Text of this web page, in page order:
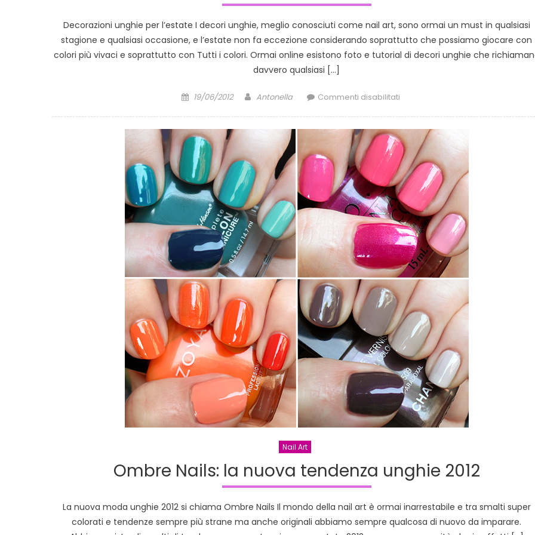
Decorazioni unghie per l’estate I decori unghie, meglio conosciuti come nail art, sono ormai un must in qualsiasi
stagione e qualsiasi occasione, e l’estate non fa eccezione considerando soprattutto che possiamo giocare con
colori più vivaci e soprattutto con Tutti i colori. Ormai online esistono foto e tutorial di decori unghie che
davvero qualsiasi […]
Posted
19/06/2012 Author
Antonella Commenti disabilitatisu
le
nail
art
per
l’estate
Nail Art
Ombre Nails: la nuova tendenza unghie 2012
La nuova moda unghie 2012 si chiama Ombre Nails Il mondo della nail art è ormai inarrestabile e tra smalti super
colorati e tendenze sempre più strane ma anche originali abbiamo sempre qualcosa di nuovo da imparare.